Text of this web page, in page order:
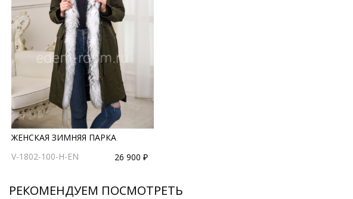
ЖЕНСКАЯ ЗИМНЯЯ ПАРКА
V-1802-100-H-EN
26 900 ₽
РЕКОМЕНДУЕМ ПОСМОТРЕТЬ